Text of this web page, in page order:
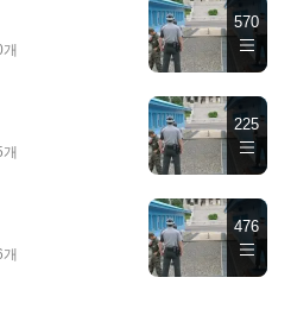
570
225
476